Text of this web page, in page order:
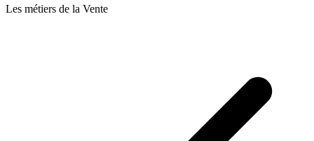
Les métiers de la Vente